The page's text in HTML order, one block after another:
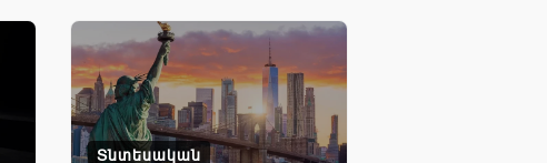
Տնտեսական